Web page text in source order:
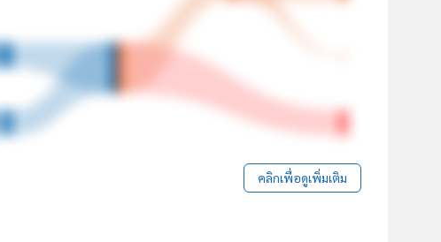
คลิกเพื่อดูเพิ่มเติม